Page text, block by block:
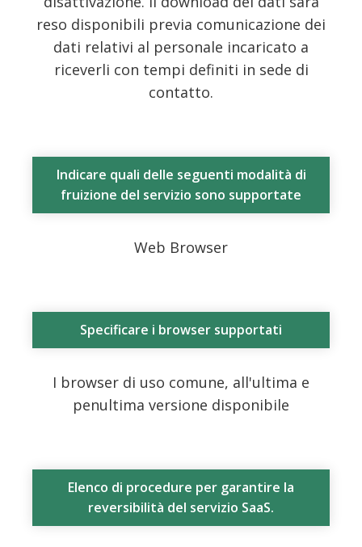
reso disponibili previa comunicazione dei
dati relativi al personale incaricato a
riceverli con tempi definiti in sede di
contatto.
Indicare quali delle seguenti modalità di
fruizione del servizio sono supportate
Web Browser
Specificare i browser supportati
I browser di uso comune, all'ultima e
penultima versione disponibile
Elenco di procedure per garantire la
reversibilità del servizio SaaS.